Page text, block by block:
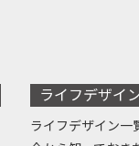
ライフデザイ
ライフデザイン一